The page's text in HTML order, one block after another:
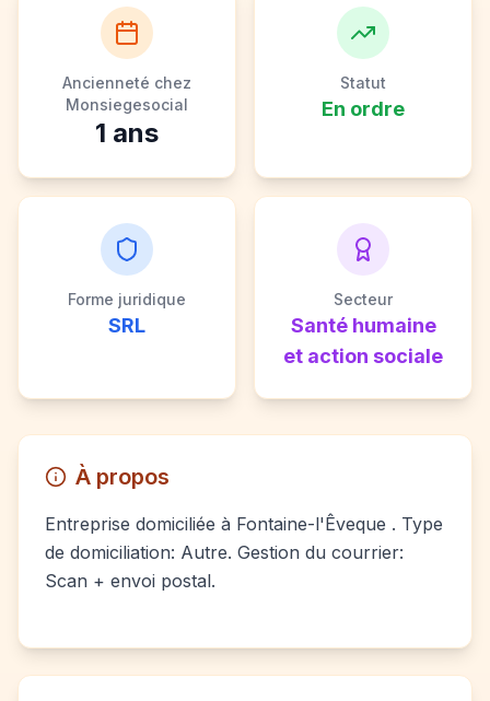
Ancienneté chez
Monsiegesocial
1 ans
Statut
En ordre
Forme juridique
SRL
Secteur
Santé humaine
et action sociale
À propos
Entreprise domiciliée à Fontaine-l'Êveque . Type
de domiciliation: Autre. Gestion du courrier:
Scan + envoi postal.